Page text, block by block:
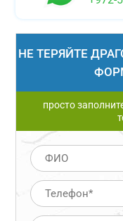
НЕ ТЕРЯЙТЕ
просто